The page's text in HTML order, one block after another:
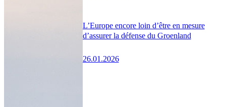
L’Europe encore loin d’être en mesure
d’assurer la défense du Groenland
26.01.2026